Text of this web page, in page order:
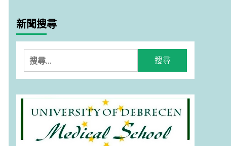
新聞搜尋
搜
尋
關
鍵